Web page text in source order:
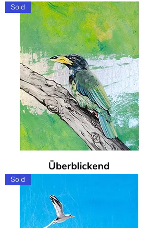
Sold
Überblickend
Sold